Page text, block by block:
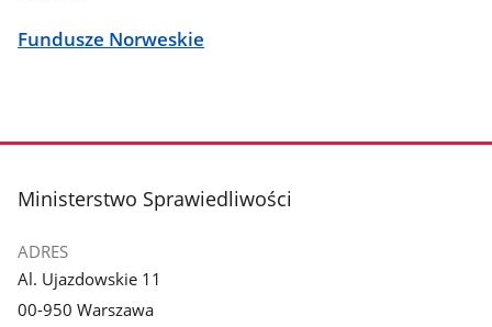
Fundusze Norweskie
stopka
Ministerstwo Sprawiedliwości
ADRES
Al. Ujazdowskie 11
00-950 Warszawa